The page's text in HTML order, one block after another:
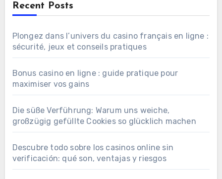
Recent Posts
Plongez dans l’univers du casino français en ligne :
sécurité, jeux et conseils pratiques
Bonus casino en ligne : guide pratique pour
maximiser vos gains
Die süße Verführung: Warum uns weiche,
großzügig gefüllte Cookies so glücklich machen
Descubre todo sobre los casinos online sin
verificación: qué son, ventajas y riesgos